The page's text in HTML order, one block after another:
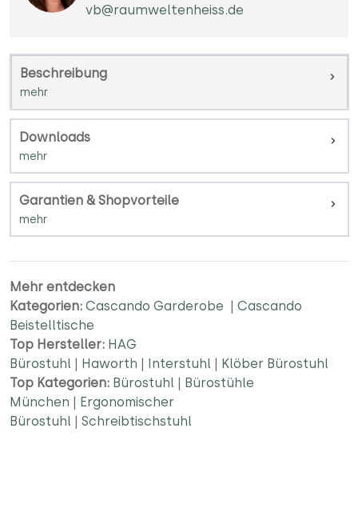
vb@raumweltenheiss.de
Beschreibung
Downloads
Garantien & Shopvorteile
Mehr entdecken
Kategorien: Cascando Garderobe | Cascando
Beistelltische
Top Hersteller: HAG
Bürostuhl | Haworth | Interstuhl | Klöber Bürostuhl
Top Kategorien: Bürostuhl | Bürostühle
München | Ergonomischer
Bürostuhl | Schreibtischstuhl